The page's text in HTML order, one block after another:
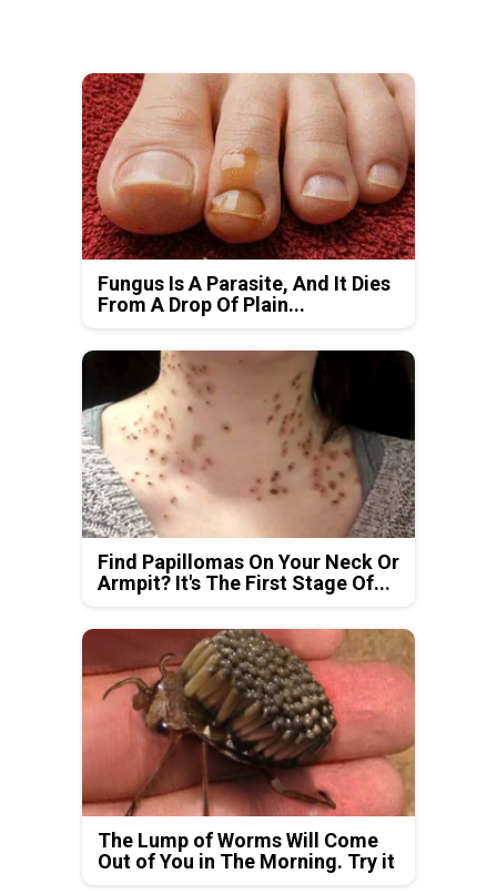
Fungus Is A Parasite, And It Dies
From A Drop Of Plain...
Find Papillomas On Your Neck Or
Armpit? It's The First Stage Of...
The Lump of Worms Will Come
Out of You in The Morning. Try it